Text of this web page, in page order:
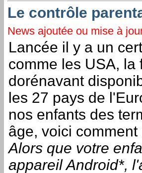
Le contrôle
News ajoutée ou mise à
Lancée il y a un
comme les USA,
dorénavant
les 27 pays de
nos enfants des
âge, voici
Alors que votre
appareil Android*,